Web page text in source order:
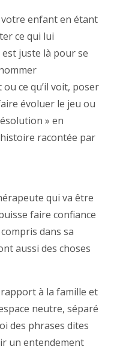
enfant en étant
ce qui lui
juste là pour se
ce qu’il voit, poser
évoluer le jeu ou
» en
racontée par
qui va être
faire confiance
dans sa
aussi des choses
à la famille et
neutre, séparé
des phrases dites
un entendement